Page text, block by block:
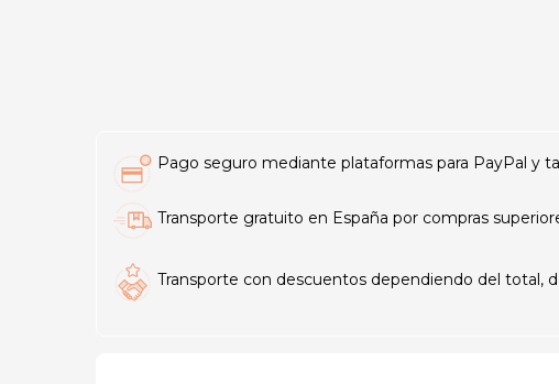
Pago seguro mediante plataformas para PayPal y
Transporte gratuito en España por compras
Transporte con descuentos dependiendo del total,